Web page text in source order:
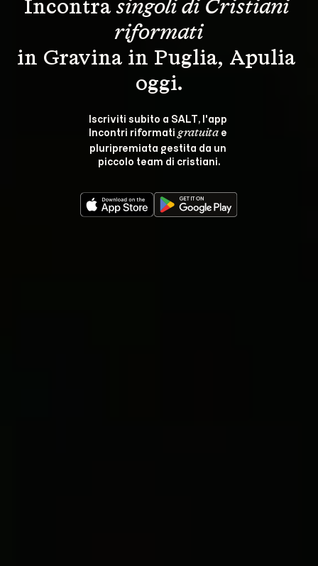
Incontra singoli di Cristiani
riformati
in Gravina in Puglia, Apulia
oggi.
Iscriviti subito a SALT, l'app
Incontri riformati gratuita e
pluripremiata gestita da un
piccolo team di cristiani.